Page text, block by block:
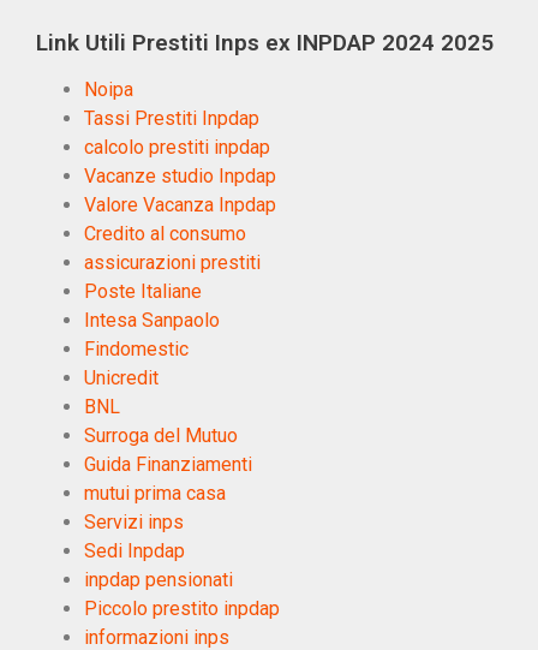
Link Utili Prestiti Inps ex INPDAP 2024 2025
Noipa
Tassi Prestiti Inpdap
calcolo prestiti inpdap
Vacanze studio Inpdap
Valore Vacanza Inpdap
Credito al consumo
assicurazioni prestiti
Poste Italiane
Intesa Sanpaolo
Findomestic
Unicredit
BNL
Surroga del Mutuo
Guida Finanziamenti
mutui prima casa
Servizi inps
Sedi Inpdap
inpdap pensionati
Piccolo prestito inpdap
informazioni inps